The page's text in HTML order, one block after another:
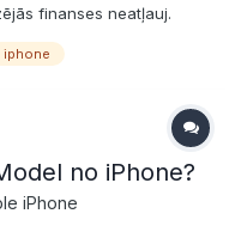
finanses neatļauj.
pirms es iegādājos
iphone
no iPhone?
iPhone